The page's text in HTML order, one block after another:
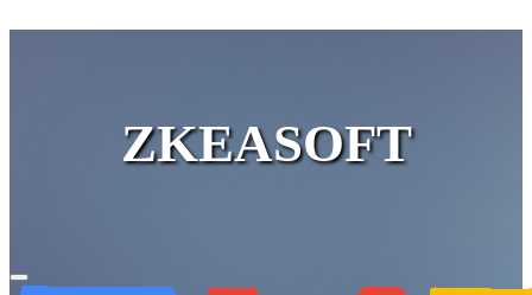
ZKEASOFT